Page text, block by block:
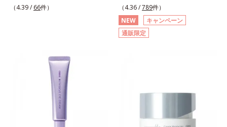
ためのくすみ(*5)を晴らすアプロー
*1 ポーラ化成独自の（Ｃ１２－２
０）アルキルグルコシド（保湿）で
形成するミセルから、汚れをはね返
す水の膜をつくる技術が日本初
（2024年12月時点、J－GLOBALに
よる自社調べ）*2 オルビス内でか
つてないオイルクレンジングのこと
した肌科学エイジングケア(*3)シリ
もに現れる年齢サイン(*5)について
研究を進めたところ、弾力感のない
状態である「ハリのなさ」や、くす
み(*6)などが現れている状態である
「透明感のなさ」が現れることで大
人の肌印象に大きな影響を与えてい
ることが分かりました。そこでオル
（4.39 / 66件）
悩みに着目したクレンジングオイル
です。日本初・超微粒子技術(*1)
で、さっと塗り広げるだけで濃いメ
イクはもちろん毛穴悩みも取り去
に成功。毛穴よりはるかに小さい超
微粒子とオイルが肌と汚れの間に入
（4.36 /789件）
NEW
キャンペーン
通販限定